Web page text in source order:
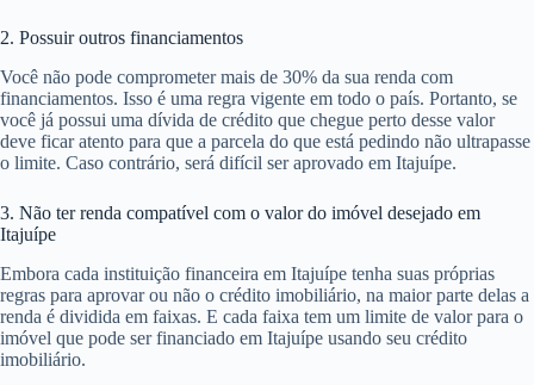
2. Possuir outros financiamentos
Você não pode comprometer mais de 30% da sua renda com
financiamentos. Isso é uma regra vigente em todo o país. Portanto, se
você já possui uma dívida de crédito que chegue perto desse valor
deve ficar atento para que a parcela do que está pedindo não ultrapasse
o limite. Caso contrário, será difícil ser aprovado em Itajuípe.
3. Não ter renda compatível com o valor do imóvel desejado em
Itajuípe
Embora cada instituição financeira em Itajuípe tenha suas próprias
regras para aprovar ou não o crédito imobiliário, na maior parte delas a
renda é dividida em faixas. E cada faixa tem um limite de valor para o
imóvel que pode ser financiado em Itajuípe usando seu crédito
imobiliário.